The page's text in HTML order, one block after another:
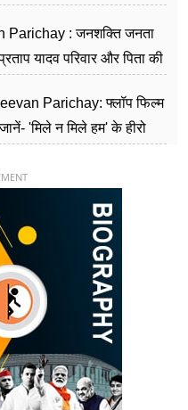
Parichay : जनशक्ति जनता
यादव परिवार और पिता की
Parichay: फ्लॉप फिल्म
'मिले न मिले हम' के हीरो